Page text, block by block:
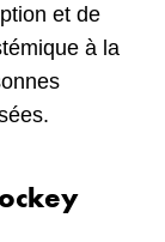
et de
à la